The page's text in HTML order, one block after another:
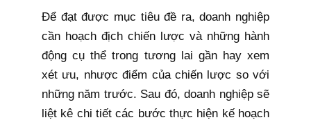
Để đạt được mục tiêu đề ra, doanh nghiệp
cần hoạch địch chiến lược và những hành
động cụ thể trong tương lai gần hay xem
xét ưu, nhược điểm của chiến lược so với
những năm trước. Sau đó, doanh nghiệp sẽ
liệt kê chi tiết các bước thực hiện kế hoạch